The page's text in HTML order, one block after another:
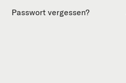
Passwort vergessen?